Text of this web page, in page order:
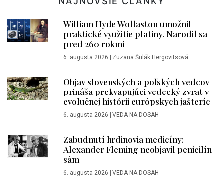
William Hyde Wollaston umožnil
praktické využitie platiny. Narodil sa
pred 260 rokmi
6. augusta 2026 Zuzana Šulák Hergovitsová
Objav slovenských a poľských vedcov
prináša prekvapujúci vedecký zvrat v
evolučnej histórii európskych jašteríc
6. augusta 2026 VEDA NA DOSAH
Zabudnutí hrdinovia medicíny:
Alexander Fleming neobjavil penicilín
sám
6. augusta 2026 VEDA NA DOSAH